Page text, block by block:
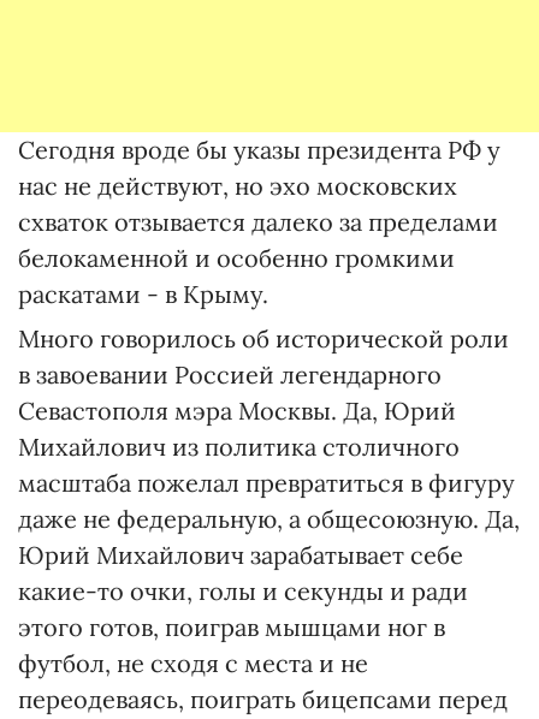
Сегодня вроде бы указы президента РФ у
нас не действуют, но эхо московских
схваток отзывается далеко за пределами
белокаменной и особенно громкими
раскатами - в Крыму.
Много говорилось об исторической роли
в завоевании Россией легендарного
Севастополя мэра Москвы. Да, Юрий
Михайлович из политика столичного
масштаба пожелал превратиться в фигуру
даже не федеральную, а общесоюзную. Да,
Юрий Михайлович зарабатывает себе
какие-то очки, голы и секунды и ради
этого готов, поиграв мышцами ног в
футбол, не сходя с места и не
переодеваясь, поиграть бицепсами перед